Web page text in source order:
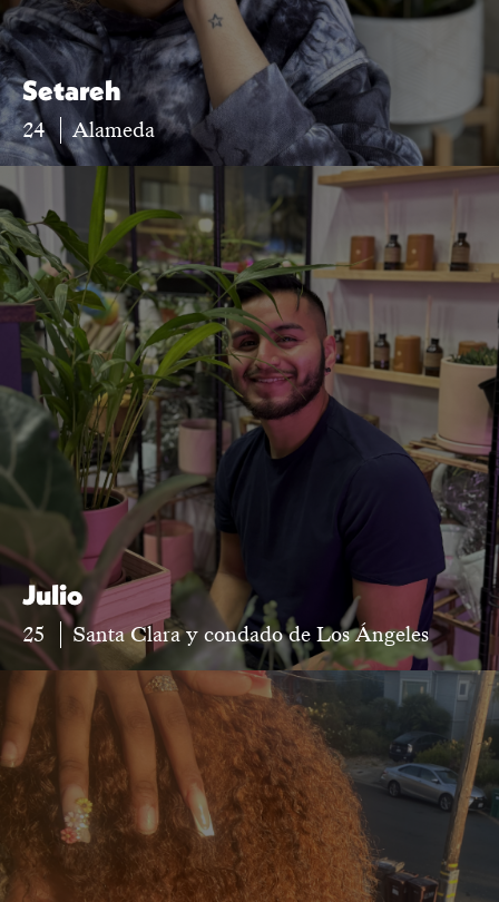
Setareh
24
Alameda
Julio
25
Santa Clara y condado de Los Ángeles